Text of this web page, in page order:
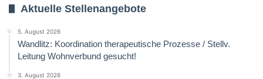
Aktuelle Stellenangebote
5. August 2026
Wandlitz: Koordination therapeutische Prozesse / Stellv.
Leitung Wohnverbund gesucht!
3. August 2026